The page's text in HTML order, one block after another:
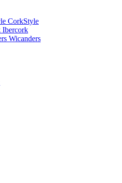
CorkStyle
Ibercork
Wicanders